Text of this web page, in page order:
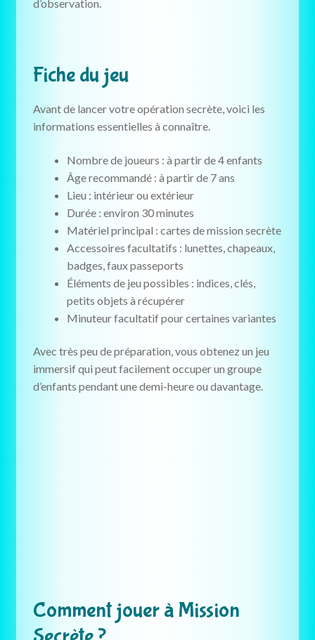
d’observation.
Fiche du jeu
Avant de lancer votre opération secrète, voici les
informations essentielles à connaître.
Nombre de joueurs : à partir de 4 enfants
Âge recommandé : à partir de 7 ans
Lieu : intérieur ou extérieur
Durée : environ 30 minutes
Matériel principal : cartes de mission secrète
Accessoires facultatifs : lunettes, chapeaux,
badges, faux passeports
Éléments de jeu possibles : indices, clés,
petits objets à récupérer
Minuteur facultatif pour certaines variantes
Avec très peu de préparation, vous obtenez un jeu
immersif qui peut facilement occuper un groupe
d’enfants pendant une demi-heure ou davantage.
Comment jouer à Mission